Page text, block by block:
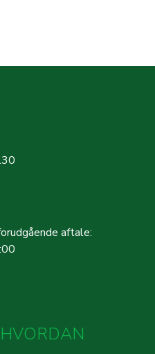
aftale:
HVORDAN